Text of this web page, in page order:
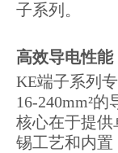
子系列。
高效导电性
KE端子系列
16-240mm²
核心在于提
锡工艺和内置